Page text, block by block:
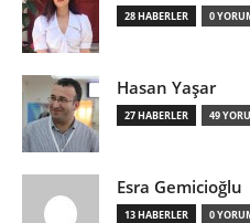
28 HABERLER 0
Hasan Yaşar
27 HABERLER 49
Esra Gemicioğlu
13 HABERLER 0